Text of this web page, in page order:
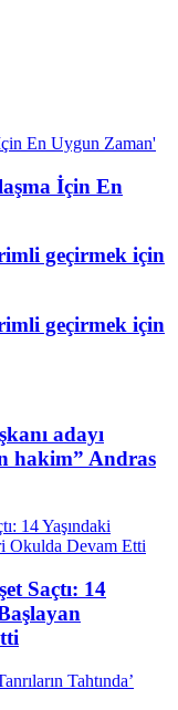
İçin En
geçirmek için
geçirmek için
adayı
hakim” Andras
Saçtı: 14